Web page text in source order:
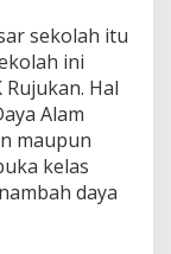
sekolah itu
ini
Hal
Alam
maupun
kelas
daya